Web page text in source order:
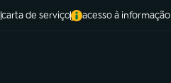
carta de serviço acesso à informação